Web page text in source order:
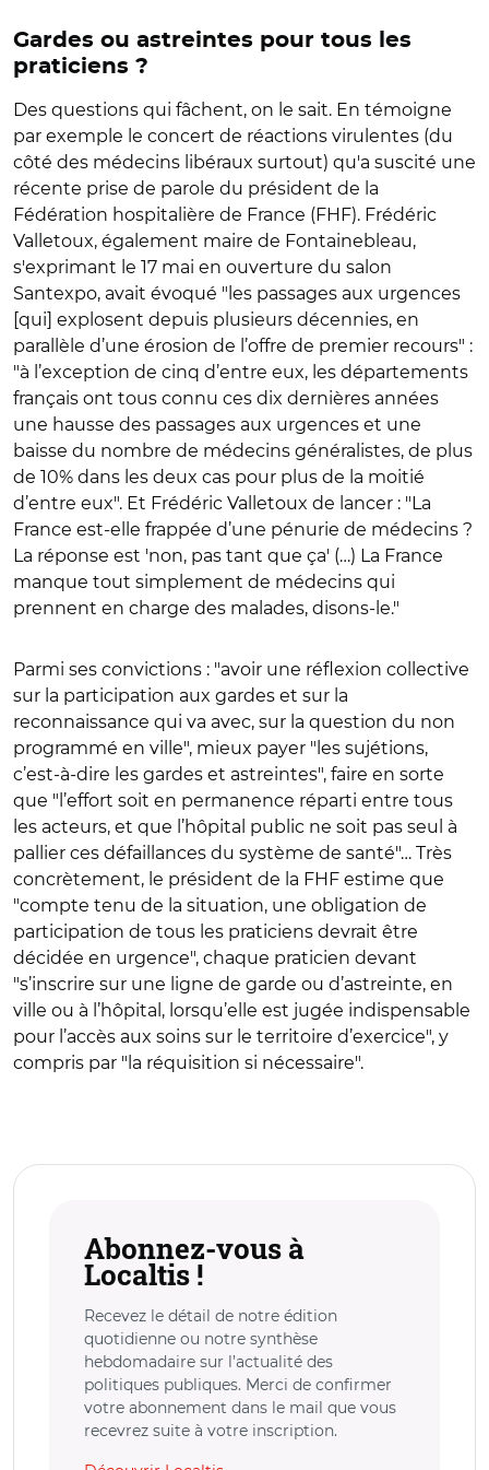
Gardes ou astreintes pour tous les
praticiens ?
Des questions qui fâchent, on le sait. En témoigne
par exemple le concert de réactions virulentes (du
côté des médecins libéraux surtout) qu'a suscité une
récente prise de parole du président de la
Fédération hospitalière de France (FHF). Frédéric
Valletoux, également maire de Fontainebleau,
s'exprimant le 17 mai en ouverture du salon
Santexpo, avait évoqué "les passages aux urgences
[qui] explosent depuis plusieurs décennies, en
parallèle d’une érosion de l’offre de premier recours" :
"à l’exception de cinq d’entre eux, les départements
français ont tous connu ces dix dernières années
une hausse des passages aux urgences et une
baisse du nombre de médecins généralistes, de plus
de 10% dans les deux cas pour plus de la moitié
d’entre eux". Et Frédéric Valletoux de lancer : "La
France est-elle frappée d’une pénurie de médecins ?
La réponse est 'non, pas tant que ça' (…) La France
manque tout simplement de médecins qui
prennent en charge des malades, disons-le."
Parmi ses convictions : "avoir une réflexion collective
sur la participation aux gardes et sur la
reconnaissance qui va avec, sur la question du non
programmé en ville", mieux payer "les sujétions,
c’est-à-dire les gardes et astreintes", faire en sorte
que "l’effort soit en permanence réparti entre tous
les acteurs, et que l’hôpital public ne soit pas seul à
pallier ces défaillances du système de santé"… Très
concrètement, le président de la FHF estime que
"compte tenu de la situation, une obligation de
participation de tous les praticiens devrait être
décidée en urgence", chaque praticien devant
"s’inscrire sur une ligne de garde ou d’astreinte, en
ville ou à l’hôpital, lorsqu’elle est jugée indispensable
pour l’accès aux soins sur le territoire d’exercice", y
compris par "la réquisition si nécessaire".
Abonnez-vous à
Localtis !
Recevez le détail de notre édition
quotidienne ou notre synthèse
hebdomadaire sur l’actualité des
politiques publiques. Merci de confirmer
votre abonnement dans le mail que vous
recevrez suite à votre inscription.